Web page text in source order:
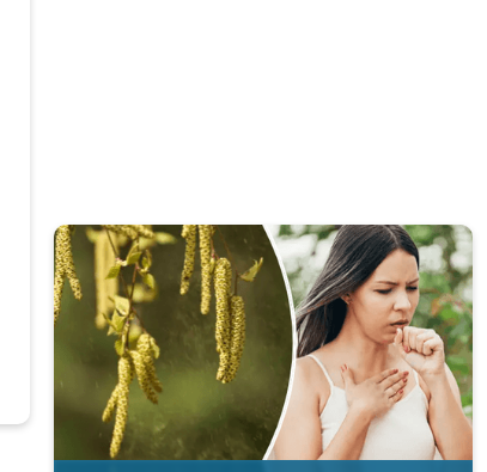
Níveis de pólen. Dados da Tempo & Radar. . .